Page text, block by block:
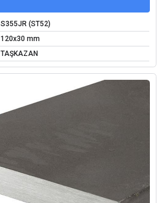
S355JR (ST52)
120x30 mm
TAŞKAZAN